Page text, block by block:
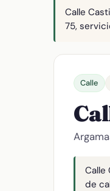
Calle
75,
Calle
Calle
de